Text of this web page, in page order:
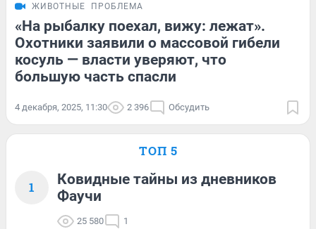
ЖИВОТНЫЕ ПРОБЛЕМА
«На рыбалку поехал, вижу: лежат».
Охотники заявили о массовой гибели
косуль — власти уверяют, что
большую часть спасли
4 декабря, 2025, 11:30 2 396 Обсудить
ТОП 5
1
Ковидные тайны из дневников
Фаучи
25 580 1